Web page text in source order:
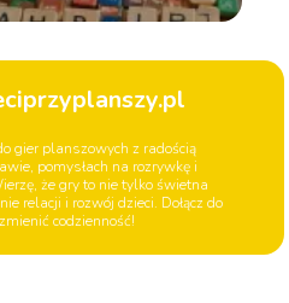
gier planszowych z radością
pomysłach na rozrywkę i
że gry to nie tylko świetna
relacji i rozwój dzieci. Dołącz do
codzienność!